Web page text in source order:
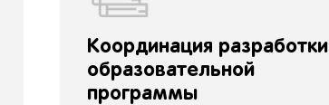
Координация разработки
образовательной
программы